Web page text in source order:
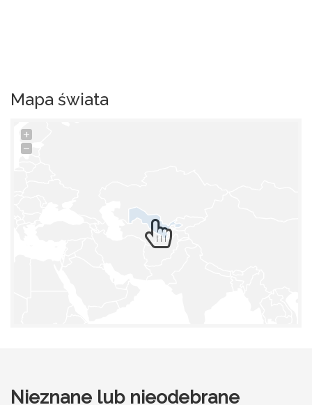
Mapa świata
+
−
Nieznane lub nieodebrane